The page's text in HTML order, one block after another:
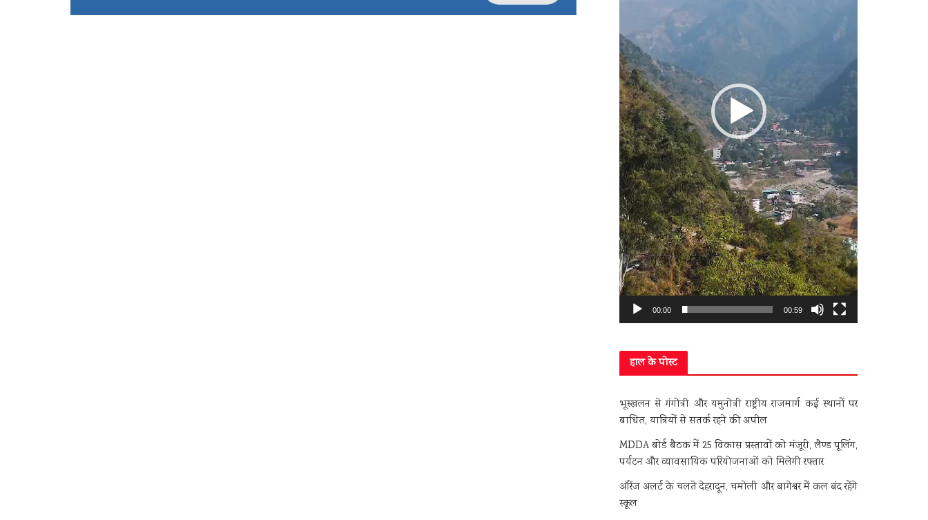
00:00 00:59
हाल के पोस्ट
भूस्खलन से गंगोत्री और यमुनोत्री राष्ट्रीय राजमार्ग कई स्थानों पर
बाधित, यात्रियों से सतर्क रहने की अपील
MDDA बोर्ड बैठक में 25 विकास प्रस्तावों को मंजूरी, लैण्ड पूलिंग,
पर्यटन और व्यावसायिक परियोजनाओं को मिलेगी रफ्तार
ऑरेंज अलर्ट के चलते देहरादून, चमोली और बागेश्वर में कल बंद रहेंगे
स्कूल